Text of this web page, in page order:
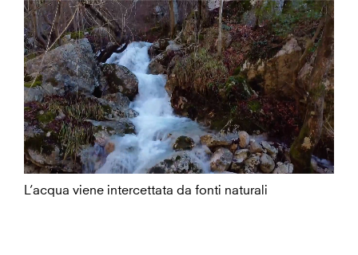
Video
Player
L’acqua viene intercettata da fonti naturali